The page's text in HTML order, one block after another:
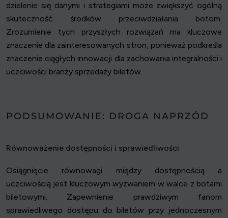
dzielenie się danymi i strategiami może zwiększyć ogólną
skuteczność środków przeciwdziałania botom.
Zrozumienie tych przyszłych rozwiązań ma kluczowe
znaczenie dla zainteresowanych stron, ponieważ podkreśla
znaczenie ciągłych innowacji dla zachowania integralności i
uczciwości branży sprzedaży biletów.
PODSUMOWANIE: DROGA NAPRZÓD
Równoważenie dostępności i sprawiedliwości
Osiągnięcie równowagi między dostępnością a
uczciwością jest kluczowym wyzwaniem w walce z botami
biletowymi. Zapewnienie prawdziwym fanom
sprawiedliwego dostępu do biletów przy jednoczesnym